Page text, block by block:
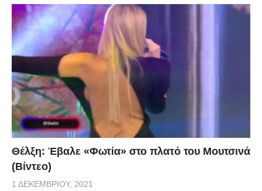
Θέλξη: Έβαλε «Φωτία» στο πλατό του Μουτσινά
(Βίντεο)
1 ΔΕΚΕΜΒΡΊΟΥ, 2021